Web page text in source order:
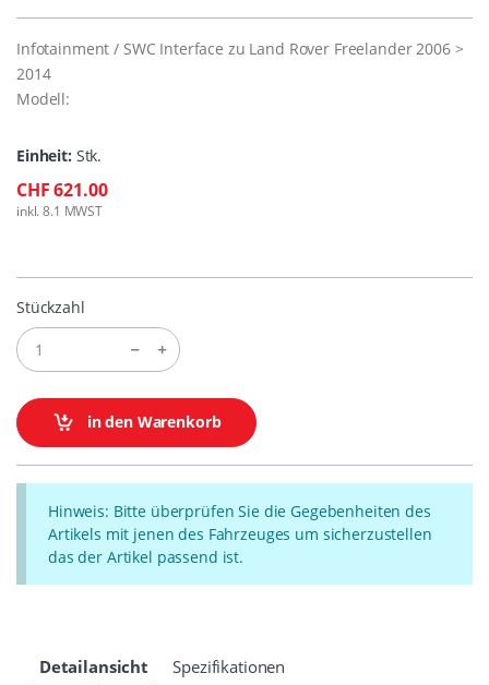
Infotainment / SWC Interface zu Land Rover Freelander 2006 >
2014
Modell:
Einheit: Stk.
CHF 621.00
inkl. 8.1 MWST
Stückzahl
in den Warenkorb
Hinweis: Bitte überprüfen Sie die Gegebenheiten des
Artikels mit jenen des Fahrzeuges um sicherzustellen
das der Artikel passend ist.
Detailansicht Spezifikationen